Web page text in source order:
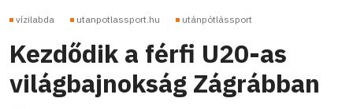
vízilabda utanpotlassport.hu utánpótlássport
Kezdődik a férfi U20-as
világbajnokság Zágrábban